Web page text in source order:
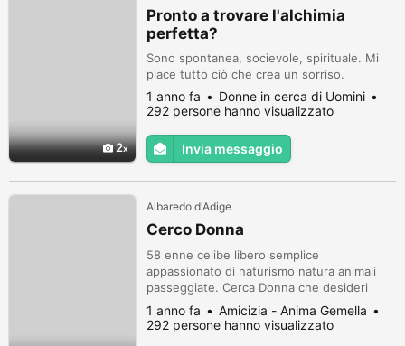
2
Pronto a trovare l'alchimia
perfetta?
Sono spontanea, socievole, spirituale. Mi
piace tutto ciò che crea un sorriso.
1 anno fa
Donne in cerca di Uomini
292 persone hanno visualizzato
Invia messaggio
Albaredo d'Adige
Cerco Donna
58 enne celibe libero semplice
appassionato di naturismo natura animali
passeggiate. Cerca Donna che desideri
formare famiglia e avere un figlio. Gradito
SMS oppure Whatsapp. Annuncio valido per
tutta l'Italia.
1 anno fa
Amicizia - Anima Gemella
292 persone hanno visualizzato